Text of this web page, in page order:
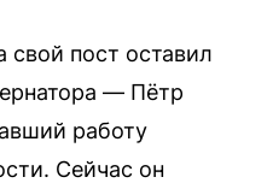
свой пост оставил
— Пётр
работу
Сейчас он